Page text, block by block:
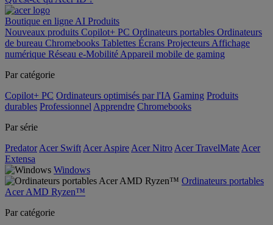
Boutique en ligne AI Produits
Nouveaux produits Copilot+ PC Ordinateurs portables Ordinateurs
de bureau Chromebooks Tablettes Écrans Projecteurs Affichage
numérique Réseau e-Mobilité Appareil mobile de gaming
Par catégorie
Copilot+ PC Ordinateurs optimisés par l'IA Gaming Produits
durables Professionnel Apprendre Chromebooks
Par série
Predator Acer Swift Acer Aspire Acer Nitro Acer TravelMate Acer
Extensa
Windows
Ordinateurs portables
Acer AMD Ryzen™
Par catégorie